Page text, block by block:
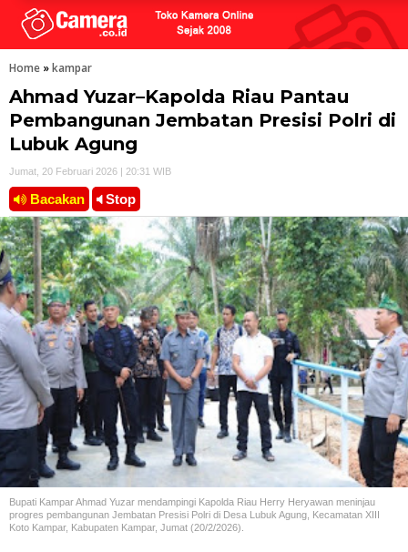
Home »kampar
Ahmad Yuzar–Kapolda Riau Pantau
Pembangunan Jembatan Presisi Polri di
Lubuk Agung
Jumat, 20 Februari 2026 | 20:31 WIB
Bacakan Stop
Bupati Kampar Ahmad Yuzar mendampingi Kapolda Riau Herry Heryawan meninjau
progres pembangunan Jembatan Presisi Polri di Desa Lubuk Agung, Kecamatan XIII
Koto Kampar, Kabupaten Kampar, Jumat (20/2/2026).